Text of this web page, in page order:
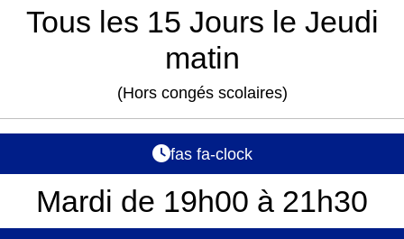
Tous les 15 Jours le Jeudi
matin
(Hors congés scolaires)
fas fa-clock
Mardi de 19h00 à 21h30